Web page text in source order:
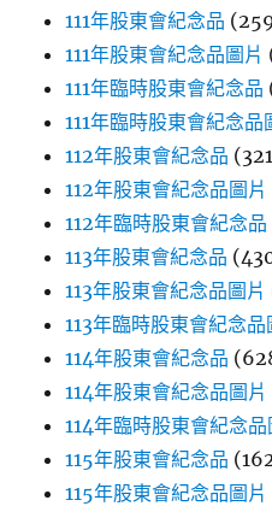
111年股東會紀念品
111年股東會紀念品圖片
111年臨時股東會紀念品
111年臨時股東會紀念品
112年股東會紀念品
112年股東會紀念品圖片
112年臨時股東會紀念品
113年股東會紀念品
113年股東會紀念品圖片
113年臨時股東會紀念品
114年股東會紀念品
114年股東會紀念品圖片
114年臨時股東會紀念品
115年股東會紀念品
115年股東會紀念品圖片